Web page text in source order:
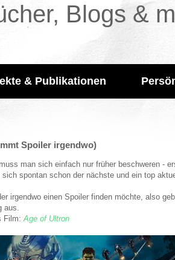
Blogs &
& Publikationen
Spoiler irgendwo)
man sich einfach nur früher beschweren -
spontan schon der nächste und ein top
irgendwo einen Spoiler finden möchte, also
aus.
Film:Age of Ultron